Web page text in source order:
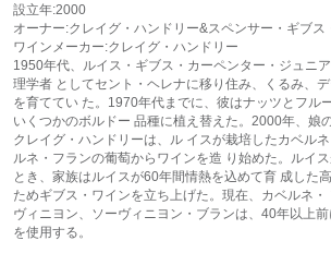
設立年:2000
オーナー:クレイグ・ハンドリー&スペンサー・ギブス
ワインメーカー:クレイグ・ハンドリー
1950年代、ルイス・ギブス・カーペンター・ジュニ
理学者 としてセント・ヘレナに移り住み、くるみ、
を育ててい た。1970年代までに、彼はナッツとフル
いくつかのボルドー 品種に植え替えた。2000年、娘
クレイグ・ハンドリーは、ル イスが栽培したカベル
ルネ・フランの葡萄からワインを造 り始めた。ルイ
とき、家族はルイスが60年間情熱を込めて育 成した
ためギブス・ワインを立ち上げた。現在、カベルネ
ヴィニヨン、ソーヴィニヨン・ブランは、40年以上
を使用する。